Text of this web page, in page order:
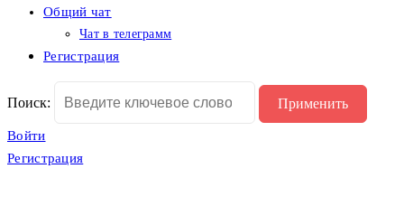
Общий чат
Чат в телеграмм
Регистрация
Поиск:
Войти
Регистрация